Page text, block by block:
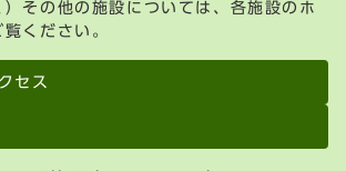
その他の施設については、各施設のホ
ください。
セス